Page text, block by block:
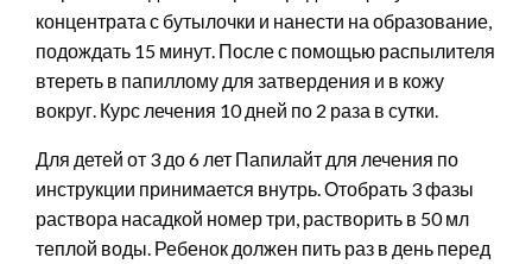
концентрата с бутылочки и нанести на образование,
подождать 15 минут. После с помощью распылителя
втереть в папиллому для затвердения и в кожу
вокруг. Курс лечения 10 дней по 2 раза в сутки.
Для детей от 3 до 6 лет Папилайт для лечения по
инструкции принимается внутрь. Отобрать 3 фазы
раствора насадкой номер три, растворить в 50 мл
теплой воды. Ребенок должен пить раз в день перед